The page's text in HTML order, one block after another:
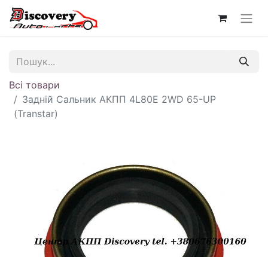
Всі товари
Задній Сальник АКПП 4L80E 2WD 65-UP
(Transtar)